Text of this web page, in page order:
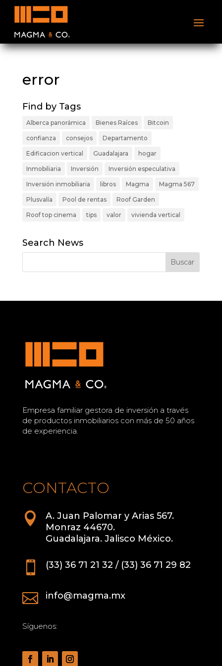
error
Find by Tags
Alberca panorámica Bienes Raíces Bitcoin
confianza consejos Departamento
Edificacion vertical Guadalajara hogar
Inmobiliaria Inversión Inversión especulativa
Inversión inmobiliaria libros Magma Magma 567
Plusvalía Pool de rentas Roof Garden
Roof top cinema tips valor vivienda vertical
Search News
Empresa familiar gestora de inversión a través
de productos inmobiliarios con más de 50 años
de experiencia.
CONTACTO

A. Juan Palomar y Arias 567.
Monraz 44670.
Guadalajara. Jalisco México.
 (33) 36 71 21 32 / (33) 36 71 29 82
 info@magma.mx
Síguenos: